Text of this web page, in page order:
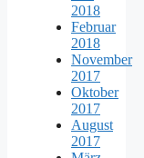
2018
Februar
2018
November
2017
Oktober
2017
August
2017